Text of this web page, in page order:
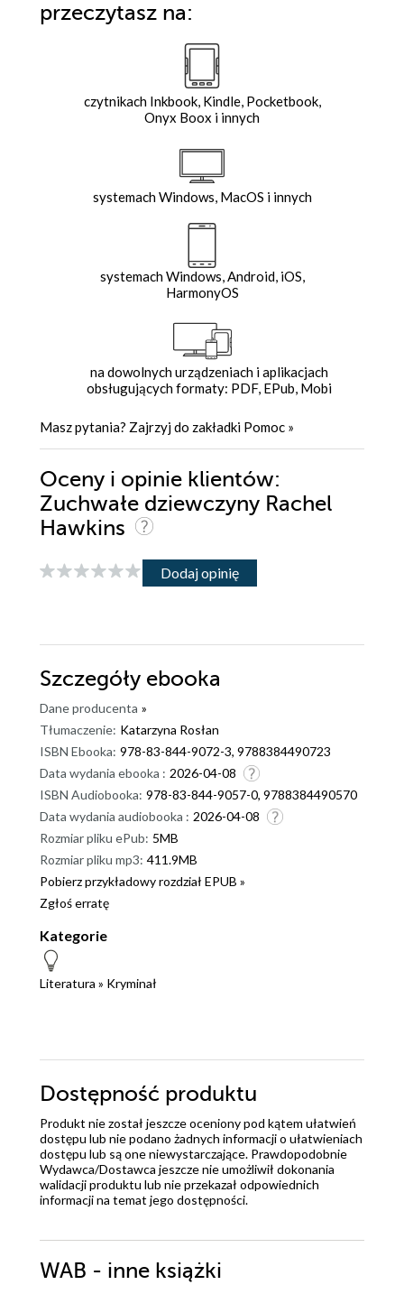
przeczytasz na:
czytnikach Inkbook, Kindle, Pocketbook,
Onyx Boox i innych
systemach Windows, MacOS i innych
systemach Windows, Android, iOS,
HarmonyOS
na dowolnych urządzeniach i aplikacjach
obsługujących formaty: PDF, EPub, Mobi
Masz pytania? Zajrzyj do zakładki Pomoc »
Oceny i opinie klientów:
Zuchwałe dziewczyny Rachel
Hawkins
Dodaj opinię
Szczegóły ebooka
Dane producenta »
Tłumaczenie: Katarzyna Rosłan
ISBN Ebooka: 978-83-844-9072-3, 9788384490723
Data wydania ebooka : 2026-04-08
ISBN Audiobooka: 978-83-844-9057-0, 9788384490570
Data wydania audiobooka : 2026-04-08
Rozmiar pliku ePub: 5MB
Rozmiar pliku mp3: 411.9MB
Pobierz przykładowy rozdział EPUB »
Zgłoś erratę
Kategorie
Literatura » Kryminał
Dostępność produktu
Produkt nie został jeszcze oceniony pod kątem ułatwień
dostępu lub nie podano żadnych informacji o ułatwieniach
dostępu lub są one niewystarczające. Prawdopodobnie
Wydawca/Dostawca jeszcze nie umożliwił dokonania
walidacji produktu lub nie przekazał odpowiednich
informacji na temat jego dostępności.
WAB - inne książki